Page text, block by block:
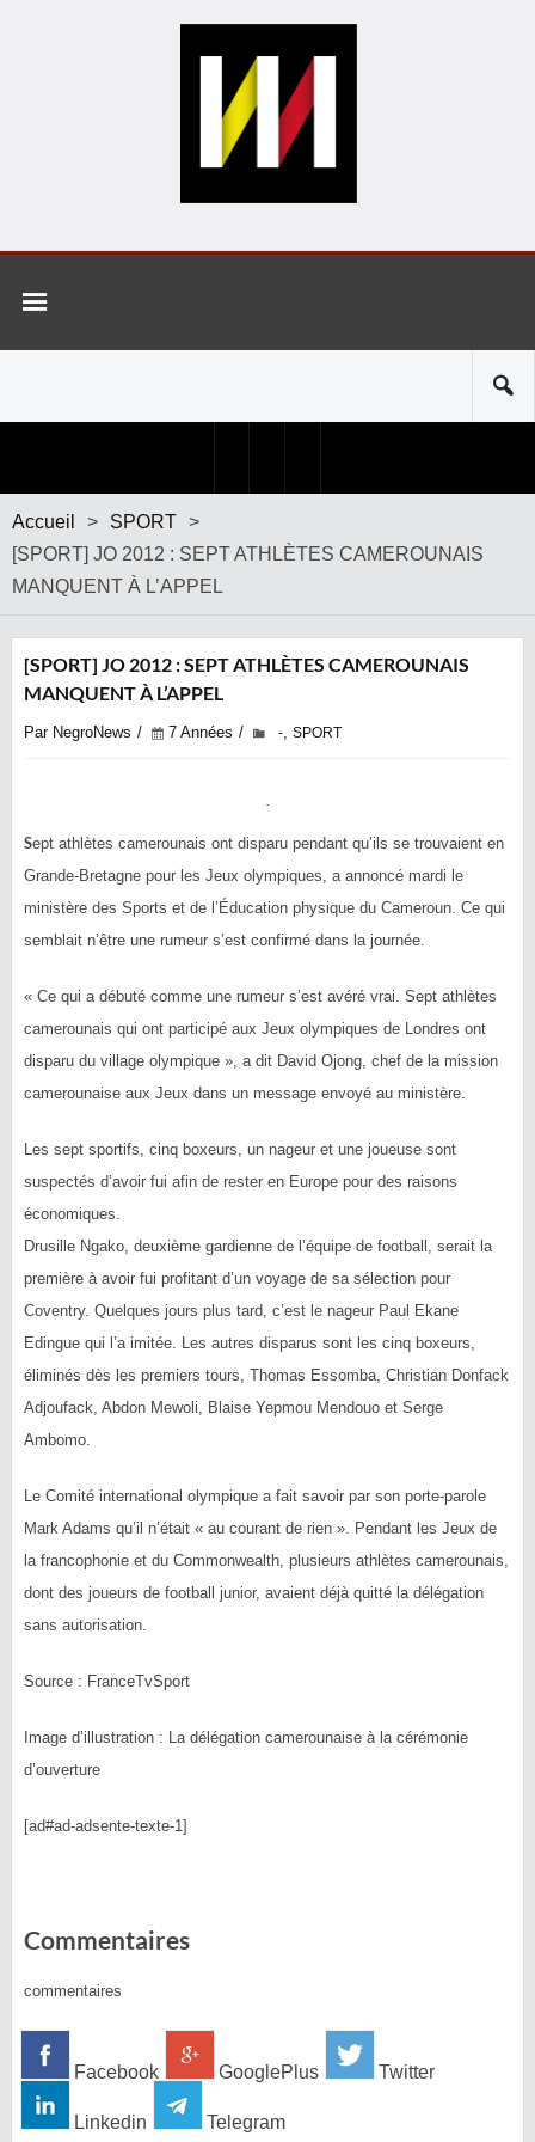
Accueil > SPORT >
‎[SPORT] JO 2012 : SEPT ATHLÈTES CAMEROUNAIS
MANQUENT À L’APPEL
‎[SPORT] JO 2012 : SEPT ATHLÈTES CAMEROUNAIS
MANQUENT À L’APPEL
Par NegroNews 7 Années -, SPORT
Sept athlètes camerounais ont disparu pendant qu’ils se trouvaient en
Grande-Bretagne pour les Jeux olympiques, a annoncé mardi le
ministère des Sports et de l’Éducation physique du Cameroun. Ce qui
semblait n’être une rumeur s’est confirmé dans la journée.
« Ce qui a débuté comme une rumeur s’est avéré vrai. Sept athlètes
camerounais qui ont participé aux Jeux olympiques de Londres ont
disparu du village olympique », a dit David Ojong, chef de la mission
camerounaise aux Jeux dans un message envoyé au ministère.
Les sept sportifs, cinq boxeurs, un nageur et une joueuse sont
suspectés d’avoir fui afin de rester en Europe pour des raisons
économiques.
Drusille Ngako, deuxième gardienne de l’équipe de football, serait la
première à avoir fui profitant d’un voyage de sa sélection pour
Coventry. Quelques jours plus tard, c’est le nageur Paul Ekane
Edingue qui l’a imitée. Les autres disparus sont les cinq boxeurs,
éliminés dès les premiers tours, Thomas Essomba, Christian Donfack
Adjoufack, Abdon Mewoli, Blaise Yepmou Mendouo et Serge
Ambomo.
Le Comité international olympique a fait savoir par son porte-parole
Mark Adams qu’il n’était « au courant de rien ». Pendant les Jeux de
la francophonie et du Commonwealth, plusieurs athlètes camerounais,
dont des joueurs de football junior, avaient déjà quitté la délégation
sans autorisation.
Source : FranceTvSport
Image d’illustration : La délégation camerounaise à la cérémonie
d’ouverture
[ad#ad-adsente-texte-1]
Commentaires
commentaires
Facebook GooglePlus Twitter
Linkedin Telegram